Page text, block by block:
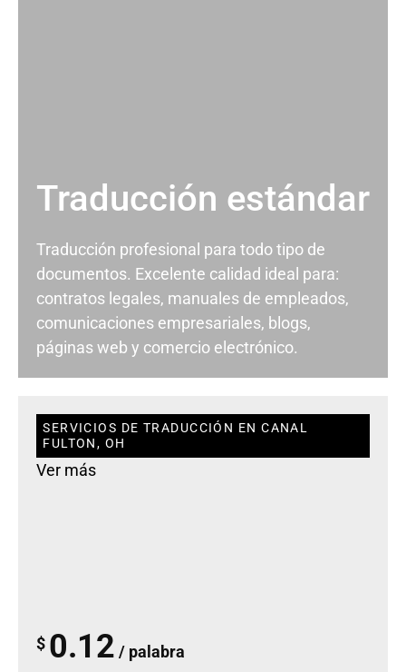
Traducción estándar
Traducción profesional para todo tipo de
documentos. Excelente calidad ideal para:
contratos legales, manuales de empleados,
comunicaciones empresariales, blogs,
páginas web y comercio electrónico.
SERVICIOS DE TRADUCCIÓN EN CANAL
FULTON, OH
Ver más
$ 0.12 / palabra